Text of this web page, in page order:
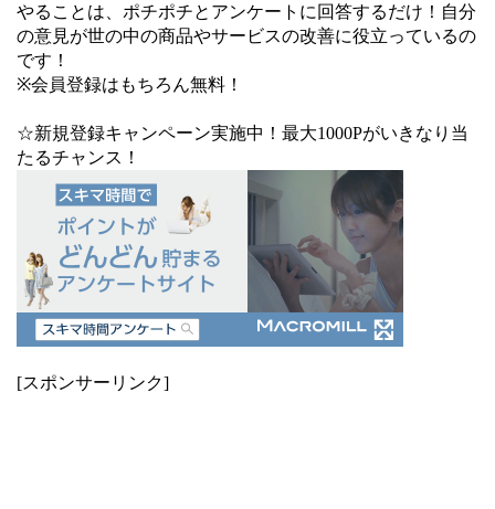
やることは、ポチポチとアンケートに回答するだけ！自分
の意見が世の中の商品やサービスの改善に役立っているの
です！
※会員登録はもちろん無料！
☆新規登録キャンペーン実施中！最大1000Pがいきなり当
たるチャンス！
[スポンサーリンク]